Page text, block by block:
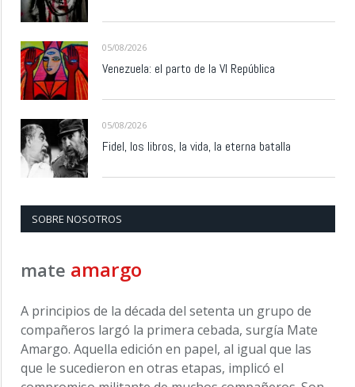
05/08/2026
Venezuela: el parto de la VI República
05/08/2026
Fidel, los libros, la vida, la eterna batalla
SOBRE NOSOTROS
mate amargo
A principios de la década del setenta un grupo de
compañeros largó la primera cebada, surgía Mate
Amargo. Aquella edición en papel, al igual que las
que le sucedieron en otras etapas, implicó el